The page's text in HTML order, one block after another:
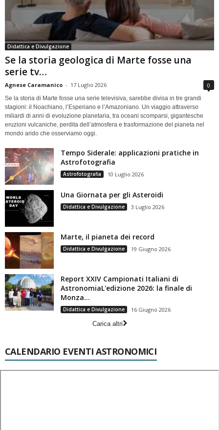
Didattica e Divulgazione
Se la storia geologica di Marte fosse una
serie tv…
Agnese Caramanico - 17 Luglio 2026 0
Se la storia di Marte fosse una serie televisiva, sarebbe divisa in tre grandi
stagioni: il Noachiano, l’Esperiano e l’Amazoniano. Un viaggio attraverso
miliardi di anni di evoluzione planetaria, tra oceani scomparsi, gigantesche
eruzioni vulcaniche, perdita dell’atmosfera e trasformazione del pianeta nel
mondo arido che osserviamo oggi.
Tempo Siderale: applicazioni pratiche in
Astrofotografia
Astrofotografia 10 Luglio 2026
Una Giornata per gli Asteroidi
Didattica e Divulgazione 3 Luglio 2026
Marte, il pianeta dei record
Didattica e Divulgazione 19 Giugno 2026
Report XXIV Campionati Italiani di
AstronomiaL'edizione 2026: la finale di
Monza...
Didattica e Divulgazione
16 Giugno 2026
Carica altri
CALENDARIO EVENTI ASTRONOMICI